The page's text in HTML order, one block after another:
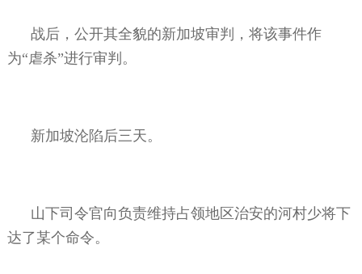
战后，公开其全貌的新加坡审判，将该事件作
为“虐杀”进行审判。
新加坡沦陷后三天。
山下司令官向负责维持占领地区治安的河村少将下
达了某个命令。